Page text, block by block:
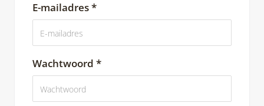
E-mailadres *
Wachtwoord *